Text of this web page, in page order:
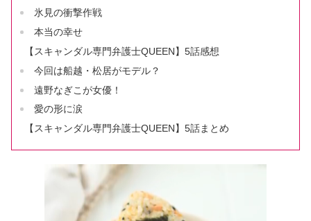
氷見の衝撃作戦
本当の幸せ
【スキャンダル専門弁護士QUEEN】5話感想
今回は船越・松居がモデル？
遠野なぎこが女優！
愛の形に涙
【スキャンダル専門弁護士QUEEN】5話まとめ